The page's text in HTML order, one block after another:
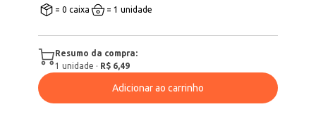
= 0 caixa = 1 unidade
Resumo da compra:
1 unidade · R$ 6,49
Adicionar ao carrinho